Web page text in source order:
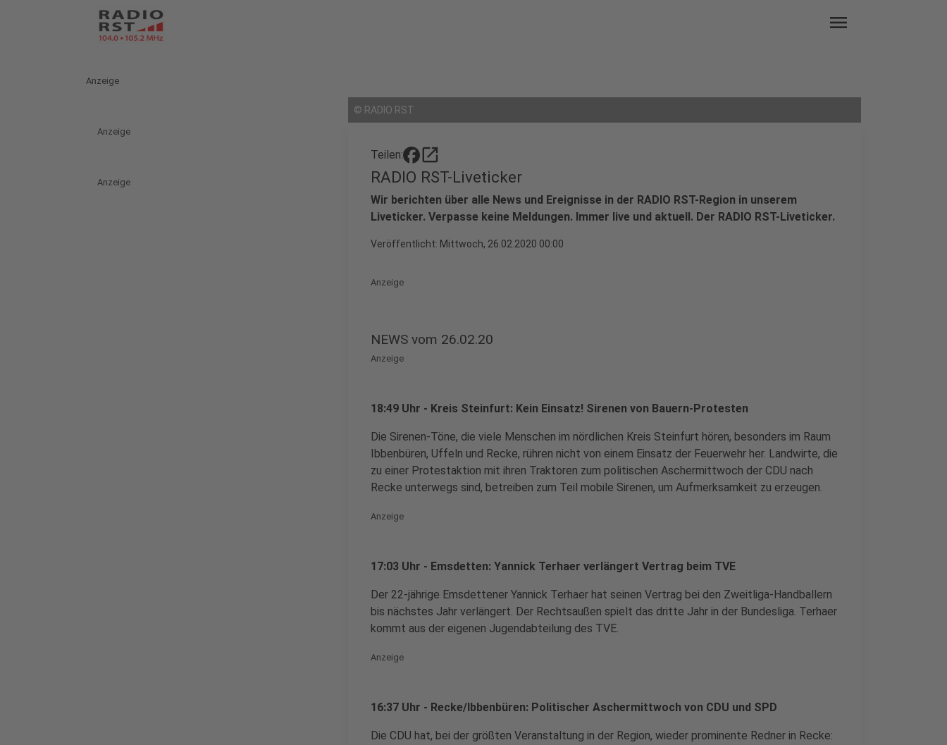
menu
Anzeige
Anzeige
Anzeige
© RADIO RST
Teilen: open_in_new
RADIO RST-Liveticker
Wir berichten über alle News und Ereignisse in der RADIO RST-Region in unserem
Liveticker. Verpasse keine Meldungen. Immer live und aktuell. Der RADIO RST-Liveticker.
Veröffentlicht: Mittwoch, 26.02.2020 00:00
Anzeige
NEWS vom 26.02.20
Anzeige
18:49 Uhr - Kreis Steinfurt: Kein Einsatz! Sirenen von Bauern-Protesten
Die Sirenen-Töne, die viele Menschen im nördlichen Kreis Steinfurt hören, besonders im Raum
Ibbenbüren, Uffeln und Recke, rühren nicht von einem Einsatz der Feuerwehr her. Landwirte, die
zu einer Protestaktion mit ihren Traktoren zum politischen Aschermittwoch der CDU nach
Recke unterwegs sind, betreiben zum Teil mobile Sirenen, um Aufmerksamkeit zu erzeugen.
Anzeige
17:03 Uhr - Emsdetten: Yannick Terhaer verlängert Vertrag beim TVE
Der 22-jährige Emsdettener Yannick Terhaer hat seinen Vertrag bei den Zweitliga-Handballern
bis nächstes Jahr verlängert. Der Rechtsaußen spielt das dritte Jahr in der Bundesliga. Terhaer
kommt aus der eigenen Jugendabteilung des TVE.
Anzeige
16:37 Uhr - Recke/Ibbenbüren: Politischer Aschermittwoch von CDU und SPD
Die CDU hat, bei der größten Veranstaltung in der Region, wieder prominente Redner in Recke: